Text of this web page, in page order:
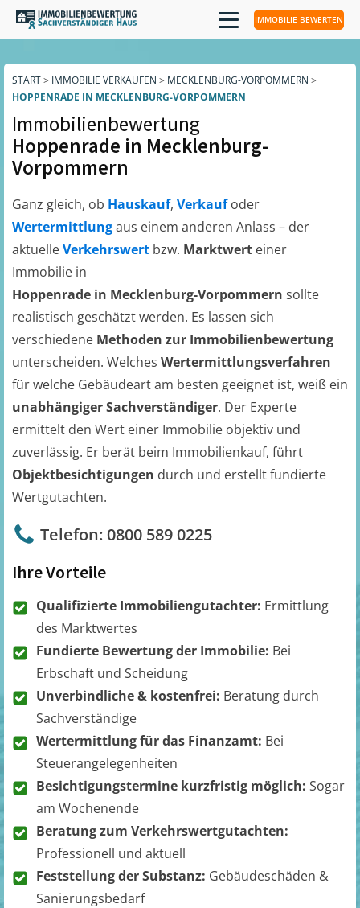
IMMOBILIE BEWERTEN
START> IMMOBILIE VERKAUFEN > MECKLENBURG-VORPOMMERN >
HOPPENRADE IN MECKLENBURG-VORPOMMERN
Immobilienbewertung
Hoppenrade in Mecklenburg-
Vorpommern
Ganz gleich, ob Hauskauf, Verkaufoder
Wertermittlungaus einem anderen Anlass – der
aktuelleVerkehrswert bzw. Marktwert einer
Immobilie in
Hoppenrade in Mecklenburg-Vorpommern sollte
realistisch geschätzt werden. Es lassen sich
verschiedene Methoden zur Immobilienbewertung
unterscheiden. Welches Wertermittlungsverfahren
für welche Gebäudeart am besten geeignet ist, weiß ein
unabhängiger Sachverständiger. Der Experte
ermittelt den Wert einer Immobilie objektiv und
zuverlässig. Er berät beim Immobilienkauf, führt
Objektbesichtigungen durch und erstellt fundierte
Wertgutachten.
Telefon: 0800 589 0225
Ihre Vorteile
Qualifizierte Immobiliengutachter: Ermittlung
des Marktwertes
Fundierte Bewertung der Immobilie: Bei
Erbschaft und Scheidung
Unverbindliche & kostenfrei: Beratung durch
Sachverständige
Wertermittlung für das Finanzamt: Bei
Steuerangelegenheiten
Besichtigungstermine kurzfristig möglich: Sogar
am Wochenende
Beratung zum Verkehrswertgutachten:
Professionell und aktuell
Feststellung der Substanz: Gebäudeschäden &
Sanierungsbedarf